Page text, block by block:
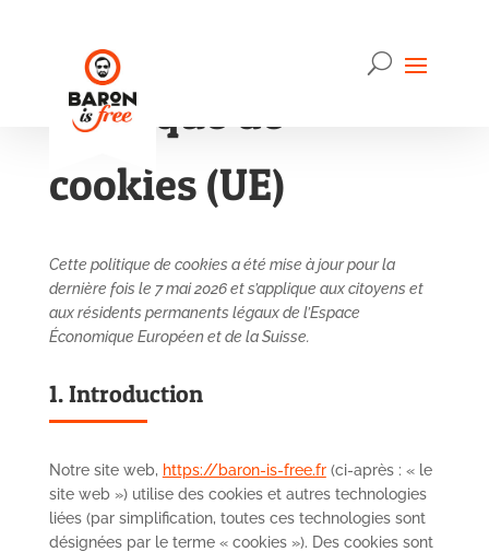
Politique de
cookies (UE)
Cette politique de cookies a été mise à jour pour la
dernière fois le 7 mai 2026 et s’applique aux citoyens et
aux résidents permanents légaux de l’Espace
Économique Européen et de la Suisse.
1. Introduction
Notre site web, https://baron-is-free.fr(ci-après : « le
site web ») utilise des cookies et autres technologies
liées (par simplification, toutes ces technologies sont
désignées par le terme « cookies »). Des cookies sont